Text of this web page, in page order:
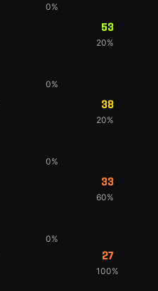
0%
53
20%
0%
38
20%
0%
33
60%
0%
27
100%